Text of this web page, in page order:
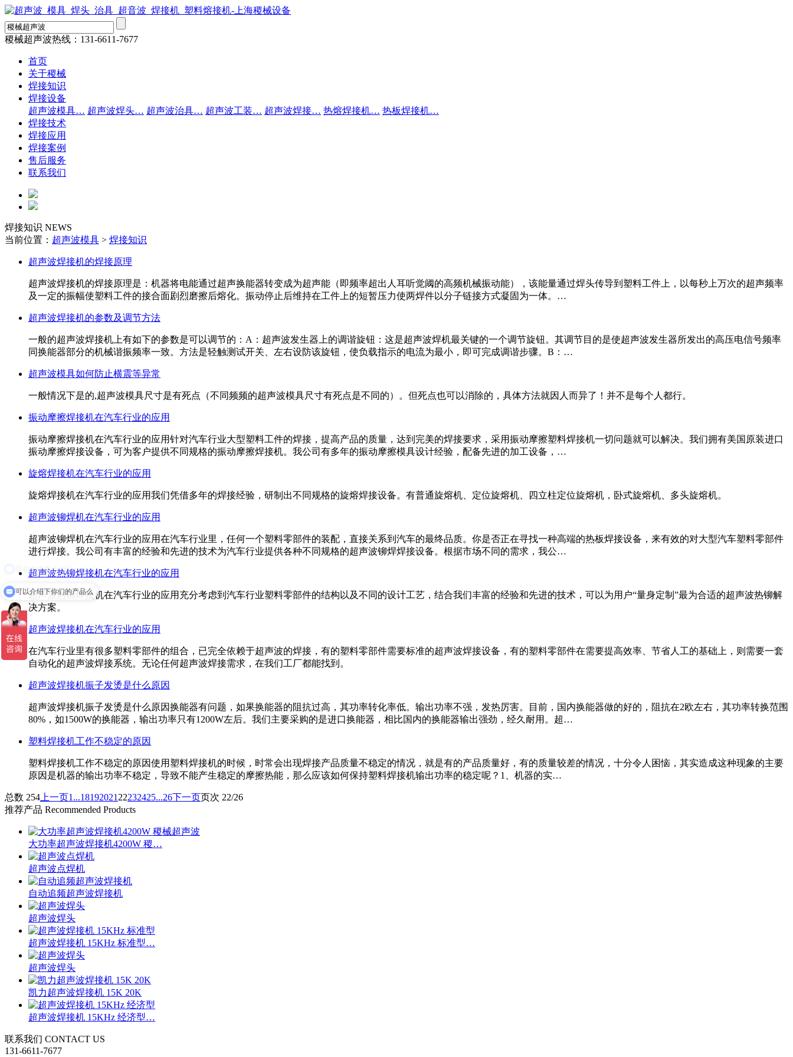
稷械超声波热线： 131-6611-7677
首页
关于稷械
焊接知识
焊接设备
超声波模具… 超声波焊头… 超声波治具… 超声波工装… 超声波焊接… 热熔焊接机… 热板焊接机…
焊接技术
焊接应用
焊接案例
售后服务
联系我们
焊接知识 NEWS
当前位置： 超声波模具 > 焊接知识
超声波焊接机的焊接原理
超声波焊接机的焊接原理是：机器将电能通过超声换能器转变成为超声能（即频率超出人耳听觉阈的高频机械振动能），该能量通过焊头传导到塑料工件上，以每秒上万次的超声频率
及一定的振幅使塑料工件的接合面剧烈磨擦后熔化。振动停止后维持在工件上的短暂压力使两焊件以分子链接方式凝固为一体。…
超声波焊接机的参数及调节方法
一般的超声波焊接机上有如下的参数是可以调节的：A：超声波发生器上的调谐旋钮：这是超声波焊机最关键的一个调节旋钮。其调节目的是使超声波发生器所发出的高压电信号频率
同换能器部分的机械谐振频率一致。方法是轻触测试开关、左右设防该旋钮，使负载指示的电流为最小，即可完成调谐步骤。B：…
超声波模具如何防止横震等异常
一般情况下是的,超声波模具尺寸是有死点（不同频频的超声波模具尺寸有死点是不同的）。但死点也可以消除的，具体方法就因人而异了！并不是每个人都行。
振动摩擦焊接机在汽车行业的应用
振动摩擦焊接机在汽车行业的应用针对汽车行业大型塑料工件的焊接，提高产品的质量，达到完美的焊接要求，采用振动摩擦塑料焊接机一切问题就可以解决。我们拥有美国原装进口
振动摩擦焊接设备，可为客户提供不同规格的振动摩擦焊接机。我公司有多年的振动摩擦模具设计经验，配备先进的加工设备，…
旋熔焊接机在汽车行业的应用
旋熔焊接机在汽车行业的应用我们凭借多年的焊接经验，研制出不同规格的旋熔焊接设备。有普通旋熔机、定位旋熔机、四立柱定位旋熔机，卧式旋熔机、多头旋熔机。
超声波铆焊机在汽车行业的应用
超声波铆焊机在汽车行业的应用在汽车行业里，任何一个塑料零部件的装配，直接关系到汽车的最终品质。你是否正在寻找一种高端的热板焊接设备，来有效的对大型汽车塑料零部件
进行焊接。我公司有丰富的经验和先进的技术为汽车行业提供各种不同规格的超声波铆焊焊接设备。根据市场不同的需求，我公…
超声波热铆焊接机在汽车行业的应用
超声波热铆焊接机在汽车行业的应用充分考虑到汽车行业塑料零部件的结构以及不同的设计工艺，结合我们丰富的经验和先进的技术，可以为用户“量身定制”最为合适的超声波热铆解
决方案。
超声波焊接机在汽车行业的应用
在汽车行业里有很多塑料零部件的组合，已完全依赖于超声波的焊接，有的塑料零部件需要标准的超声波焊接设备，有的塑料零部件在需要提高效率、节省人工的基础上，则需要一套
自动化的超声波焊接系统。无论任何超声波焊接需求，在我们工厂都能找到。
超声波焊接机振子发烫是什么原因
超声波焊接机振子发烫是什么原因换能器有问题，如果换能器的阻抗过高，其功率转化率低。输出功率不强，发热厉害。目前，国内换能器做的好的，阻抗在2欧左右，其功率转换范围
80%，如1500W的换能器，输出功率只有1200W左后。我们主要采购的是进口换能器，相比国内的换能器输出强劲，经久耐用。超…
塑料焊接机工作不稳定的原因
塑料焊接机工作不稳定的原因使用塑料焊接机的时候，时常会出现焊接产品质量不稳定的情况，就是有的产品质量好，有的质量较差的情况，十分令人困恼，其实造成这种现象的主要
原因是机器的输出功率不稳定，导致不能产生稳定的摩擦热能，那么应该如何保持塑料焊接机输出功率的稳定呢？1、机器的实…
总数 254 上一页1...18192021 22232425...26下一页页次 22/26
推荐产品 Recommended Products
大功率超声波焊接机4200W 稷…
超声波点焊机
自动追频超声波焊接机
超声波焊头
超声波焊接机 15KHz 标准型…
超声波焊头
凯力超声波焊接机 15K 20K
超声波焊接机 15KHz 经济型…
联系我们 CONTACT US
131-6611-7677
可以介绍下你们的产品么